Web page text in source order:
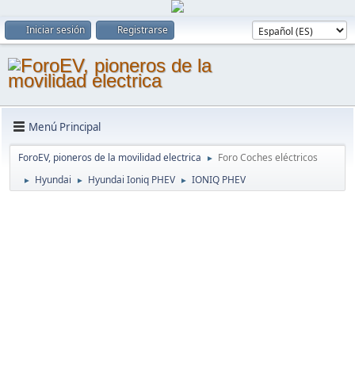
Iniciar sesión Registrarse
Menú Principal
ForoEV, pioneros de la movilidad electrica ► Foro Coches eléctricos
► Hyundai ► Hyundai Ioniq PHEV ► IONIQ PHEV